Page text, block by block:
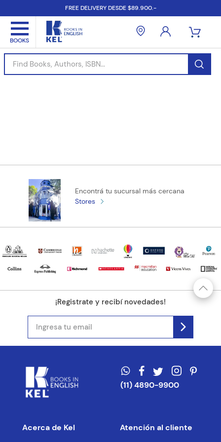
FREE DELIVERY DESDE $89.900.-
Find Books, Authors, ISBN...
Encontrá tu sucursal más cercana
Stores
¡Registrate y recibí novedades!
(11) 4890-9900
Acerca de Kel Atención al cliente